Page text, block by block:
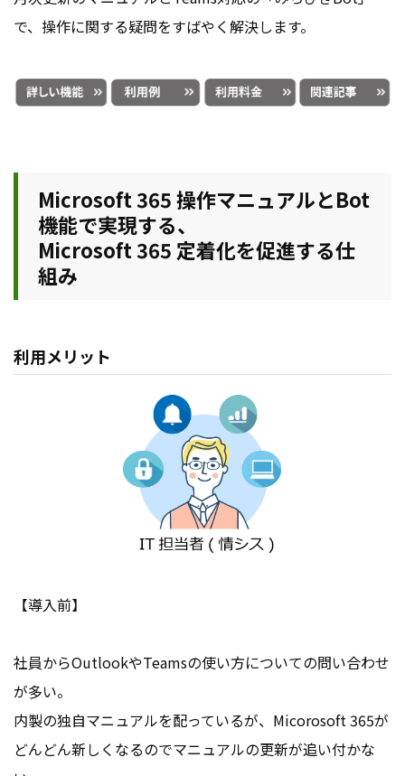
で、操作に関する疑問をすばやく解決します。
Microsoft 365 操作マニュアルとBot
機能で実現する、
Microsoft 365 定着化を促進する仕
組み
利用メリット
【導入前】
社員からOutlookやTeamsの使い方についての問い合わせ
が多い。
内製の独自マニュアルを配っているが、Micorosoft 365が
どんどん新しくなるのでマニュアルの更新が追い付かな